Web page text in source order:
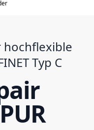
hochflexible
Typ C